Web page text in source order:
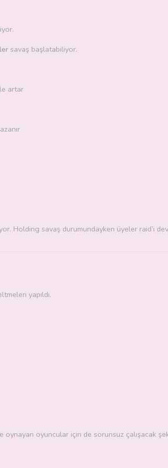
savaş başlatabiliyor.
artar
Holding savaş durumundayken üyeler raid’i
yapıldı.
oynayan oyuncular için de sorunsuz çalışacak